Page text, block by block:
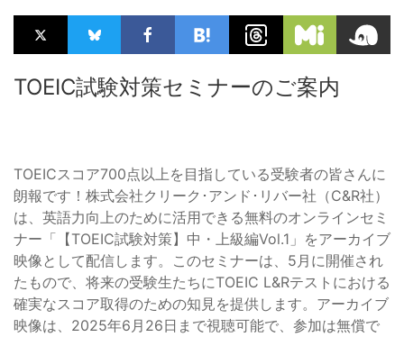
TOEIC試験対策セミナーのご案内
TOEICスコア700点以上を目指している受験者の皆さんに
朗報です！株式会社クリーク･アンド･リバー社（C&R社）
は、英語力向上のために活用できる無料のオンラインセミ
ナー「【TOEIC試験対策】中・上級編Vol.1」をアーカイブ
映像として配信します。このセミナーは、5月に開催され
たもので、将来の受験生たちにTOEIC L&Rテストにおける
確実なスコア取得のための知見を提供します。アーカイブ
映像は、2025年6月26日まで視聴可能で、参加は無償で